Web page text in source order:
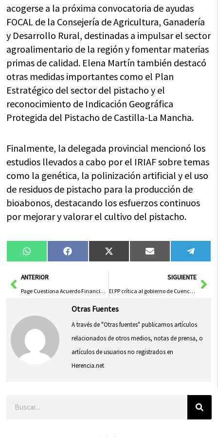
acogerse a la próxima convocatoria de ayudas
FOCAL de la Consejería de Agricultura, Ganadería
y Desarrollo Rural, destinadas a impulsar el sector
agroalimentario de la región y fomentar materias
primas de calidad. Elena Martín también destacó
otras medidas importantes como el Plan
Estratégico del sector del pistacho y el
reconocimiento de Indicación Geográfica
Protegida del Pistacho de Castilla-La Mancha.
Finalmente, la delegada provincial mencionó los
estudios llevados a cabo por el IRIAF sobre temas
como la genética, la polinización artificial y el uso
de residuos de pistacho para la producción de
bioabonos, destacando los esfuerzos continuos
por mejorar y valorar el cultivo del pistacho.
Compartir
en
WhatsAppCompartir
en
FacebookCompartir
en
X
(Twitter)
Compartir
en
Email
en
AntANTERIOR
Page Cuestiona Acuerdo Financiero y Critica a Partidarios de la Independencia Dividida
SIGUIENTE
El PP crítica al gobierno de Cuenca por estancamiento: «se mueve en bucles sin avanzar»
Otras Fuentes
A través de "Otras fuentes" publicamos artículos
relacionados de otros medios, notas de prensa, o
artículos de usuarios no registrados en
Herencia.net